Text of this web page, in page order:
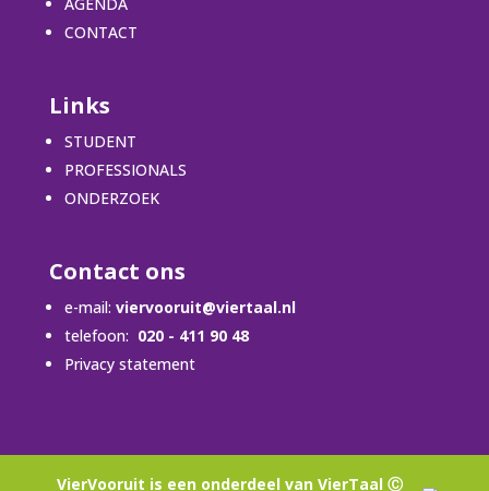
CONTACT
Links
STUDENT
PROFESSIONALS
ONDERZOEK
Contact ons
e-mail: viervooruit@viertaal.nl
telefoon: 020 - 411 90 48
Privacy statement
VierVooruit is een onderdeel van VierTaal Ⓒ